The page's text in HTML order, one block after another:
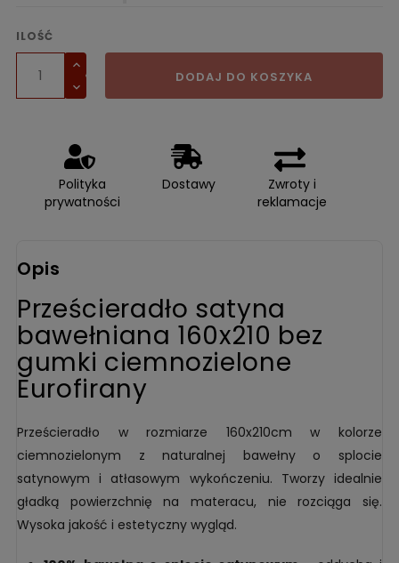
ILOŚĆ
DODAJ DO KOSZYKA
Polityka
prywatności
Dostawy
Zwroty i
reklamacje
Opis
Prześcieradło satyna
bawełniana 160x210 bez
gumki ciemnozielone
Eurofirany
Prześcieradło w rozmiarze 160x210cm w kolorze
ciemnozielonym z naturalnej bawełny o splocie
satynowym i atłasowym wykończeniu. Tworzy idealnie
gładką powierzchnię na materacu, nie rozciąga się.
Wysoka jakość i estetyczny wygląd.